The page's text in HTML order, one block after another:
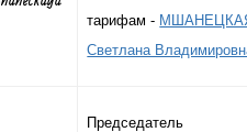
тарифам -
Светлана
Председатель